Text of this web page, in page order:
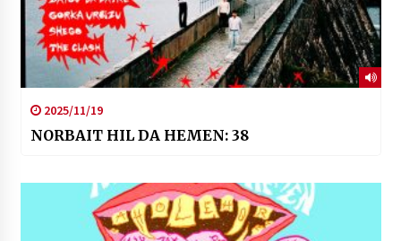
2025/11/19
NORBAIT HIL DA HEMEN: 38